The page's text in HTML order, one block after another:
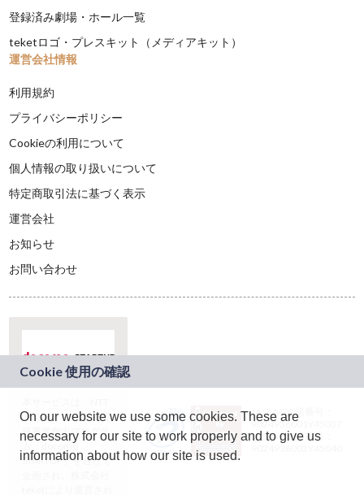
登録済み劇場・ホール一覧
teketロゴ・プレスキット（メディアキット）
運営会社情報
利用規約
プライバシーポリシー
Cookieの利用について
個人情報の取り扱いについて
特定商取引法に基づく表示
運営会社
お知らせ
お問い合わせ
ドコモグループの新
規事業創出プログラ
ム「docomo
STARTUP」を通じて
JASRAC許諾番号：
9024936001Y45037
JASRAC許諾番号：
On our website we use some cookies. These are
necessary for our site to work properly and to give us
information about how our site is used.